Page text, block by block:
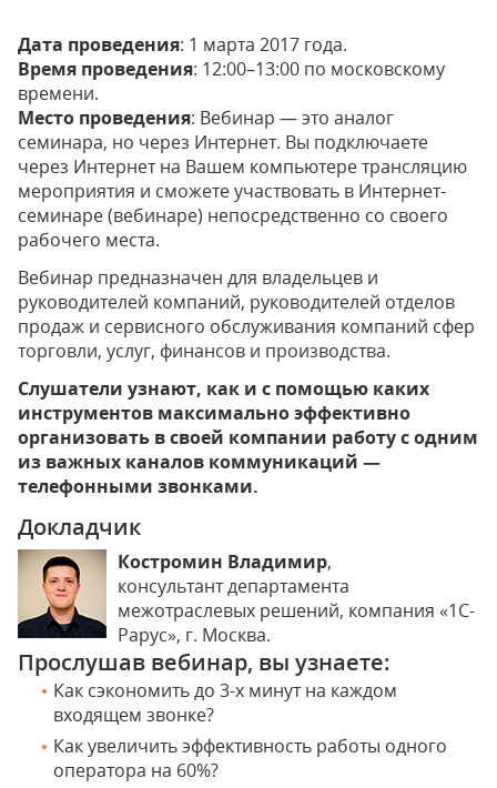
Дата проведения: 1 марта 2017 года.
Время проведения: 12:00–13:00 по московскому
времени.
Место проведения: Вебинар — это аналог
семинара, но через Интернет. Вы подключаете
через Интернет на Вашем компьютере трансляцию
мероприятия и сможете участвовать в Интернет-
семинаре (вебинаре) непосредственно со своего
рабочего места.
Вебинар предназначен для владельцев и
руководителей компаний, руководителей отделов
продаж и сервисного обслуживания компаний сфер
торговли, услуг, финансов и производства.
Слушатели узнают, как и с помощью каких
инструментов максимально эффективно
организовать в своей компании работу с одним
из важных каналов коммуникаций —
телефонными звонками.
Докладчик
Костромин Владимир,
консультант департамента
межотраслевых решений, компания «1С-
Рарус», г. Москва.
Прослушав вебинар, вы узнаете:
Как сэкономить до 3-х минут на каждом
входящем звонке?
Как увеличить эффективность работы одного
оператора на 60%?